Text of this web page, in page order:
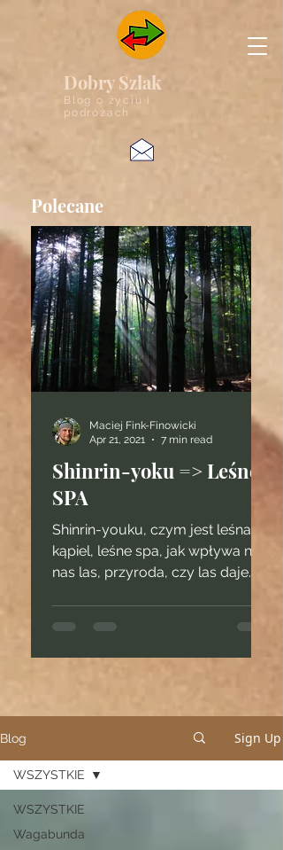
Dobry Szlak
Blog o życiu i
podróżach
Polecane
Shinrin-yoku => Leśne
SPA
Shinrin-youku, czym jest leśna
kąpiel, leśne spa, jak wpływa na
nas las, przyroda, czy las daje
Maciej Fink-Finowicki
Apr 21, 2021
7 min read
Blog Sign Up
WSZYSTKIE
Wagabunda
WSZYSTKIE